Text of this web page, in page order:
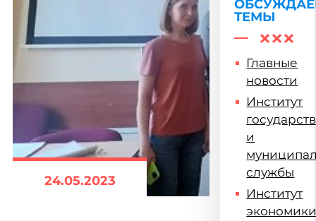
24.05.2023
ТЕМЫ
Главные
новости
Институт
и
службы
Институт